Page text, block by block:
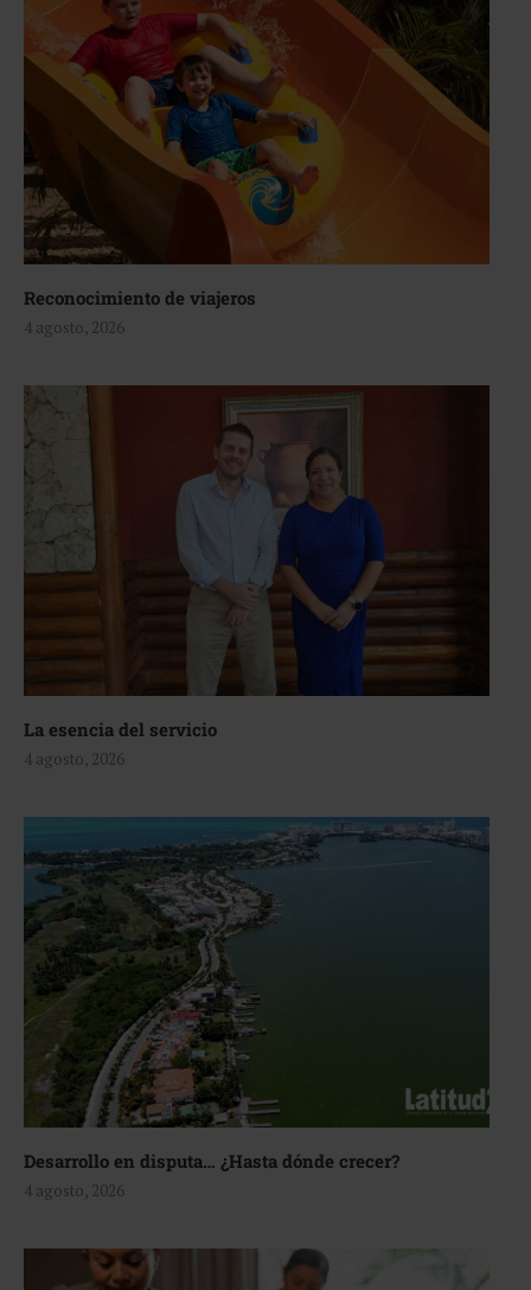
Reconocimiento de viajeros
4 agosto, 2026
La esencia del servicio
4 agosto, 2026
Desarrollo en disputa… ¿Hasta dónde crecer?
4 agosto, 2026